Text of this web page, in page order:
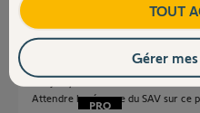
Réponses
Bonjour,
Attendre la réponse du SAV sur ce
TOUT
Gérer